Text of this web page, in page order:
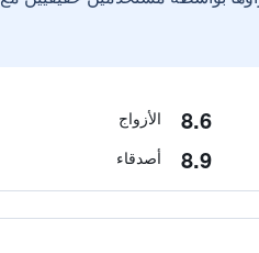
8.6 الأزواج
8.9 أصدقاء